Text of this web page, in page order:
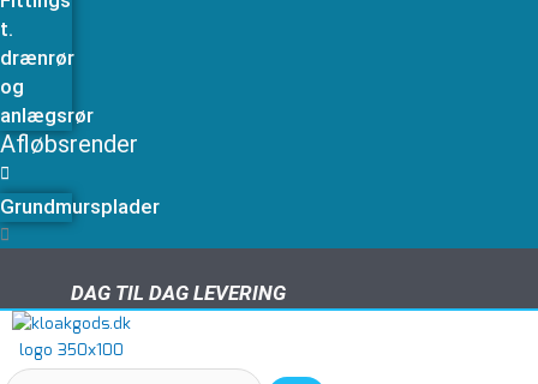
t.
drænrør
og
anlægsrør
Afløbsrender
Grundmursplader
DAG TIL DAG LEVERING
DAG TIL DAG LEVERING